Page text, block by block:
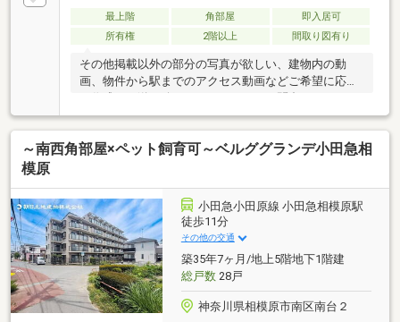
最上階 角部屋
即入居可
所有権
2階以上 間取り図有り
その他掲載以外の部分の写真が欲しい、建物内の動
画、物件から駅までのアクセス動画などご希望に応じ
今すぐ知りたい！に応えられるように走ります！ご案
内・詳細な資料のご請求などお住まい探しに関わる全
てを朝日土地建物(株)営業1課にお任せください！
～南西角部屋×ペット飼育可～ベルググランデ小田急相
模原
小田急小田原線 小田急相模原駅
徒歩11分
その他の交通
築35年7ヶ月/地上5階地下1階建
総戸数28戸
神奈川県相模原市南区南台２